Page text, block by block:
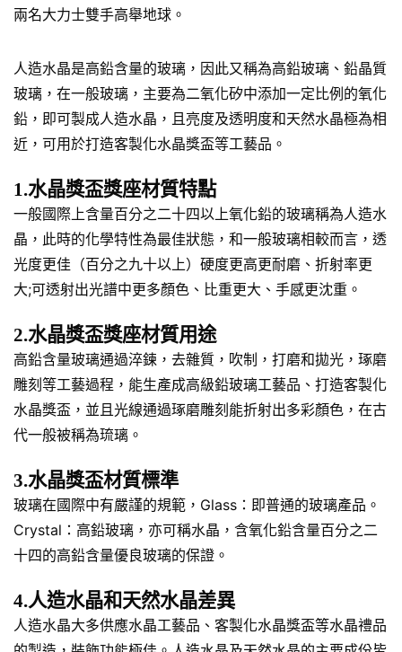
兩名大力士雙手高舉地球。
人造水晶是高鉛含量的玻璃，因此又稱為高鉛玻璃、鉛晶質
玻璃，在一般玻璃，主要為二氧化矽中添加一定比例的氧化
鉛，即可製成人造水晶，且亮度及透明度和天然水晶極為相
近，可用於打造客製化水晶獎盃等工藝品。
1.水晶獎盃獎座材質特點
一般國際上含量百分之二十四以上氧化鉛的玻璃稱為人造水
晶，此時的化學特性為最佳狀態，和一般玻璃相較而言，透
光度更佳（百分之九十以上）硬度更高更耐磨、折射率更
大;可透射出光譜中更多顏色、比重更大、手感更沈重。
2.水晶獎盃獎座材質用途
高鉛含量玻璃通過淬鍊，去雜質，吹制，打磨和拋光，琢磨
雕刻等工藝過程，能生產成高級鉛玻璃工藝品、打造客製化
水晶獎盃，並且光線通過琢磨雕刻能折射出多彩顏色，在古
代一般被稱為琉璃。
3.水晶獎盃材質標準
玻璃在國際中有嚴謹的規範，Glass：即普通的玻璃產品。
Crystal：高鉛玻璃，亦可稱水晶，含氧化鉛含量百分之二
十四的高鉛含量優良玻璃的保證。
4.人造水晶和天然水晶差異
人造水晶大多供應水晶工藝品、客製化水晶獎盃等水晶禮品